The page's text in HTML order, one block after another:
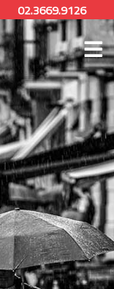
02.3669.9126